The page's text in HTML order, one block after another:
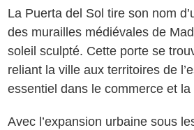
La Puerta del Sol tire son nom
des murailles médiévales de
soleil sculpté. Cette porte se
reliant la ville aux territoires de
essentiel dans le commerce et la
Avec l’expansion urbaine sous